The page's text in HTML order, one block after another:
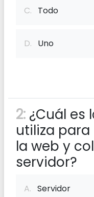
C. Todo
D. Uno
2: ¿Cuál es
utiliza
la web y
servidor?
A. Servidor